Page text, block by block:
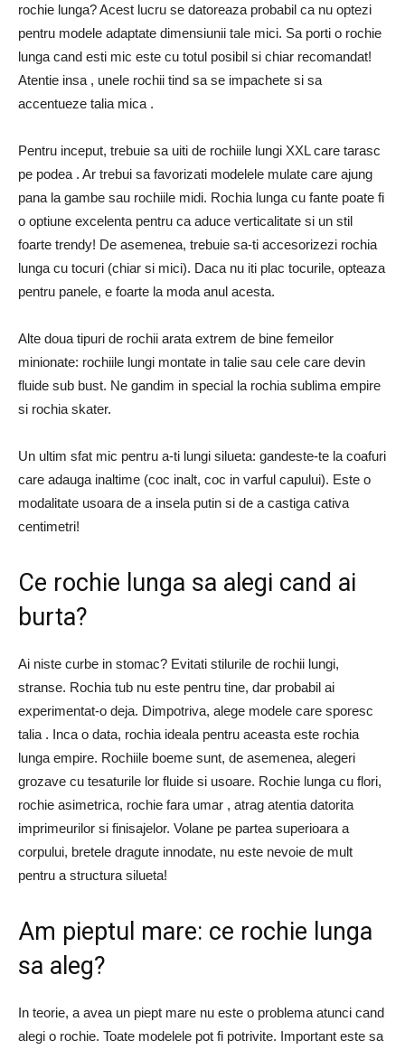
rochie lunga? Acest lucru se datoreaza probabil ca nu optezi
pentru modele adaptate dimensiunii tale mici. Sa porti o rochie
lunga cand esti mic este cu totul posibil si chiar recomandat!
Atentie insa , unele rochii tind sa se impachete si sa
accentueze talia mica .
Pentru inceput, trebuie sa uiti de rochiile lungi XXL care tarasc
pe podea . Ar trebui sa favorizati modelele mulate care ajung
pana la gambe sau rochiile midi. Rochia lunga cu fante poate fi
o optiune excelenta pentru ca aduce verticalitate si un stil
foarte trendy! De asemenea, trebuie sa-ti accesorizezi rochia
lunga cu tocuri (chiar si mici). Daca nu iti plac tocurile, opteaza
pentru panele, e foarte la moda anul acesta.
Alte doua tipuri de rochii arata extrem de bine femeilor
minionate: rochiile lungi montate in talie sau cele care devin
fluide sub bust. Ne gandim in special la rochia sublima empire
si rochia skater.
Un ultim sfat mic pentru a-ti lungi silueta: gandeste-te la coafuri
care adauga inaltime (coc inalt, coc in varful capului). Este o
modalitate usoara de a insela putin si de a castiga cativa
centimetri!
Ce rochie lunga sa alegi cand ai
burta?
Ai niste curbe in stomac? Evitati stilurile de rochii lungi,
stranse. Rochia tub nu este pentru tine, dar probabil ai
experimentat-o ​​deja. Dimpotriva, alege modele care sporesc
talia . Inca o data, rochia ideala pentru aceasta este rochia
lunga empire. Rochiile boeme sunt, de asemenea, alegeri
grozave cu tesaturile lor fluide si usoare. Rochie lunga cu flori,
rochie asimetrica, rochie fara umar , atrag atentia datorita
imprimeurilor si finisajelor. Volane pe partea superioara a
corpului, bretele dragute innodate, nu este nevoie de mult
pentru a structura silueta!
Am pieptul mare: ce rochie lunga
sa aleg?
In teorie, a avea un piept mare nu este o problema atunci cand
alegi o rochie. Toate modelele pot fi potrivite. Important este sa